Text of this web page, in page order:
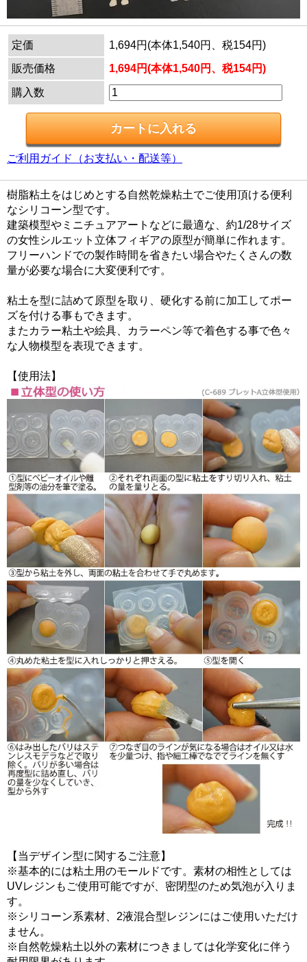
定価
1,694円(本体1,540円、税154円)
販売価格
1,694円(本体1,540円、税154円)
購入数
ご利用ガイド（お支払い・配送等）
樹脂粘土をはじめとする自然乾燥粘土でご使用頂ける便利
なシリコーン型です。
建築模型やミニチュアアートなどに最適な、約1/28サイズ
の女性シルエット立体フィギアの原型が簡単に作れます。
フリーハンドでの製作時間を省きたい場合やたくさんの数
量が必要な場合に大変便利です。
粘土を型に詰めて原型を取り、硬化する前に加工してポー
ズを付ける事もできます。
またカラー粘土や絵具、カラーペン等で着色する事で色々
な人物模型を表現できます。
【使用法】
【当デザイン型に関するご注意】
※基本的には粘土用のモールドです。素材の相性としては
UVレジンもご使用可能ですが、密閉型のため気泡が入りま
す。
※シリコーン系素材、2液混合型レジンにはご使用いただけ
ません。
※自然乾燥粘土以外の素材につきましては化学変化に伴う